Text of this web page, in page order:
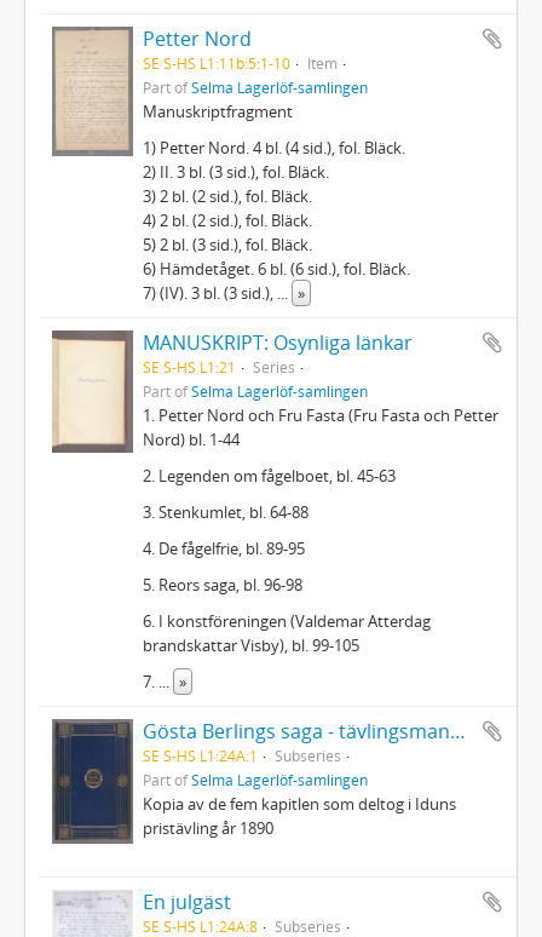
Petter Nord
SE S-HS L1:11b:5:1-10
Item
Part ofSelma Lagerlöf-samlingen
Manuskriptfragment
1) Petter Nord. 4 bl. (4 sid.), fol. Bläck.
2) II. 3 bl. (3 sid.), fol. Bläck.
3) 2 bl. (2 sid.), fol. Bläck.
4) 2 bl. (2 sid.), fol. Bläck.
5) 2 bl. (3 sid.), fol. Bläck.
6) Hämdetåget. 6 bl. (6 sid.), fol. Bläck.
7) (IV). 3 bl. (3 sid.),
»
MANUSKRIPT: Osynliga länkar
SE S-HS L1:21
Series
Part ofSelma Lagerlöf-samlingen
1. Petter Nord och Fru Fasta (Fru Fasta och Petter
Nord) bl. 1-44
2. Legenden om fågelboet, bl. 45-63
3. Stenkumlet, bl. 64-88
4. De fågelfrie, bl. 89-95
5. Reors saga, bl. 96-98
6. I konstföreningen (Valdemar Atterdag
brandskattar Visby), bl. 99-105
7.
»
Gösta Berlings saga - tävlingsmanuskriptet
SE S-HS L1:24A:1
Subseries
Part ofSelma Lagerlöf-samlingen
Kopia av de fem kapitlen som deltog i Iduns
pristävling år 1890
En julgäst
SE S-HS L1:24A:8
Subseries